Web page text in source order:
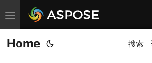
切
换
导
Home 搜索